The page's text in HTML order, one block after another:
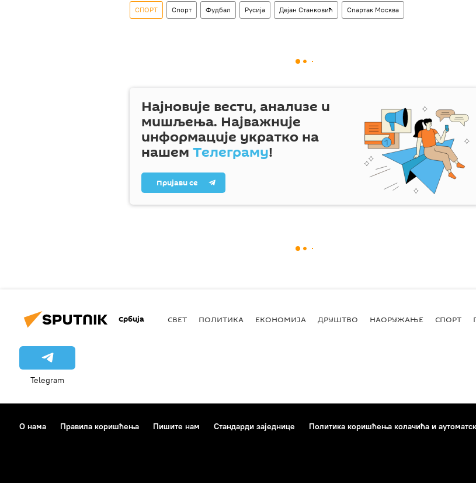
СПОРТ Спорт Фудбал Русија Дејан Станковић Спартак Москва
Најновије вести, анализе и
мишљења. Најважније
информације укратко на
нашем Телеграму!
Пријави се
Србија СВЕТ ПОЛИТИКА ЕКОНОМИЈА ДРУШТВО НАОРУЖАЊЕ СПОРТ
Telegram
О нама Правила коришћења Пишите нам Стандарди заједнице Политика коришћења колачића и